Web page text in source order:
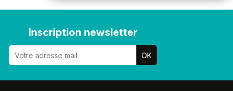
Inscription newsletter